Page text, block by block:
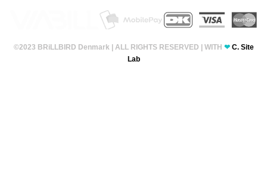
©2023 BRiLLBIRD Denmark | ALL RIGHTS RESERVED | WITH ❤ C. Site
Lab